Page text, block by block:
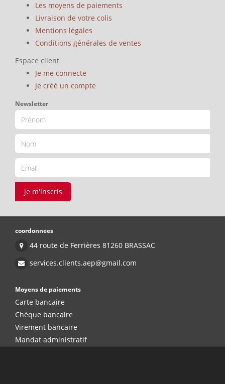
Les moyens de paiements
Livraison de votre colis
Mentions légales
Conditions générales de ventes
Espace client
Je me connecte
Je créé un compte
Newsletter
je m'inscris
coordonnees
44 route de Ferrières 81260 BRASSAC
services.clients.aep@gmail.com
Moyens de paiements
Carte bancaire
Chèque bancaire
Virement bancaire
Mandat administratif